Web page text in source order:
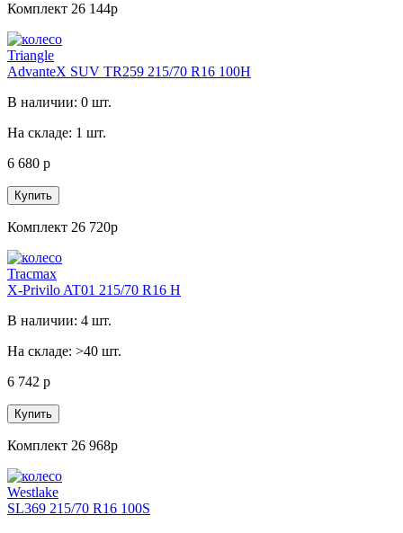
Комплект 26 144р
Triangle
AdvanteX SUV TR259 215/70 R16 100H
В наличии: 0 шт.
На складе: 1 шт.
6 680 р
Купить
Комплект 26 720р
Tracmax
X-Privilo AT01 215/70 R16 H
В наличии: 4 шт.
На складе: >40 шт.
6 742 р
Купить
Комплект 26 968р
Westlake
SL369 215/70 R16 100S